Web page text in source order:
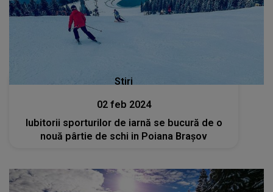
Stiri
02 feb 2024
Iubitorii sporturilor de iarnă se bucură de o
nouă pârtie de schi in Poiana Brașov